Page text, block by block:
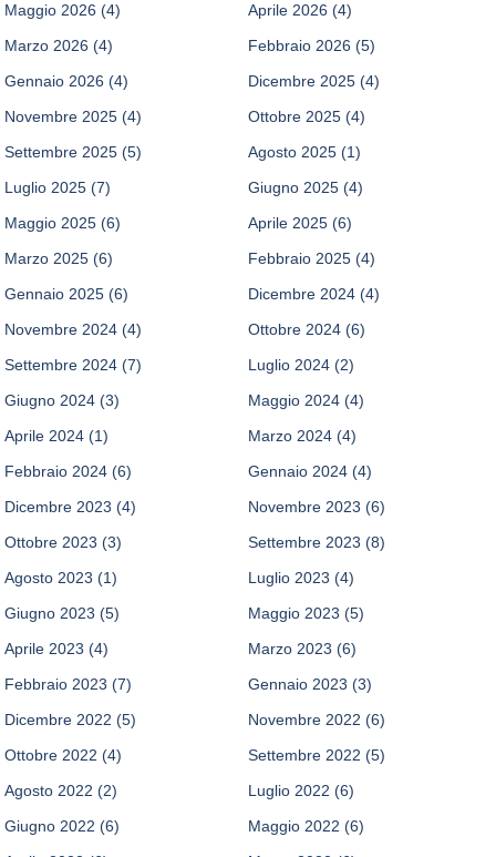
Maggio 2026 (4) Aprile 2026 (4)
Marzo 2026 (4) Febbraio 2026 (5)
Gennaio 2026 (4) Dicembre 2025 (4)
Novembre 2025 (4) Ottobre 2025 (4)
Settembre 2025 (5) Agosto 2025 (1)
Luglio 2025 (7) Giugno 2025 (4)
Maggio 2025 (6) Aprile 2025 (6)
Marzo 2025 (6) Febbraio 2025 (4)
Gennaio 2025 (6) Dicembre 2024 (4)
Novembre 2024 (4) Ottobre 2024 (6)
Settembre 2024 (7) Luglio 2024 (2)
Giugno 2024 (3) Maggio 2024 (4)
Aprile 2024 (1) Marzo 2024 (4)
Febbraio 2024 (6) Gennaio 2024 (4)
Dicembre 2023 (4) Novembre 2023 (6)
Ottobre 2023 (3) Settembre 2023 (8)
Agosto 2023 (1) Luglio 2023 (4)
Giugno 2023 (5) Maggio 2023 (5)
Aprile 2023 (4) Marzo 2023 (6)
Febbraio 2023 (7) Gennaio 2023 (3)
Dicembre 2022 (5) Novembre 2022 (6)
Ottobre 2022 (4) Settembre 2022 (5)
Agosto 2022 (2) Luglio 2022 (6)
Giugno 2022 (6) Maggio 2022 (6)